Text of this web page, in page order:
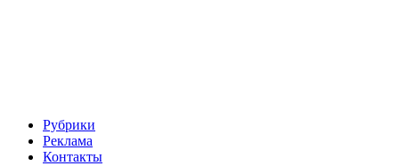
Рубрики
Реклама
Контакты